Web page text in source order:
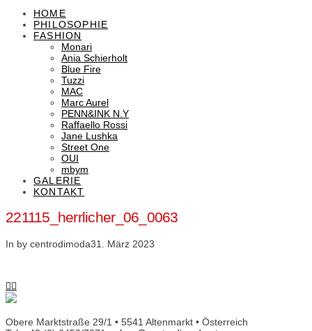
HOME
PHILOSOPHIE
FASHION
Monari
Ania Schierholt
Blue Fire
Tuzzi
MAC
Marc Aurel
PENN&INK N.Y
Raffaello Rossi
Jane Lushka
Street One
OUI
mbym
GALERIE
KONTAKT
221115_herrlicher_06_0063
In by centrodimoda31. März 2023
Obere Marktstraße 29/1 • 5541 Altenmarkt • Österreich